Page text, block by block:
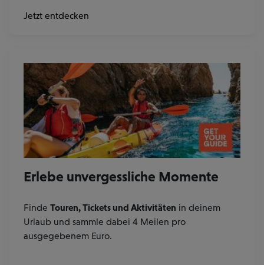
Jetzt entdecken
Erlebe unvergessliche Momente
Finde Touren, Tickets und Aktivitäten in deinem
Urlaub und sammle dabei 4 Meilen pro
ausgegebenem Euro.